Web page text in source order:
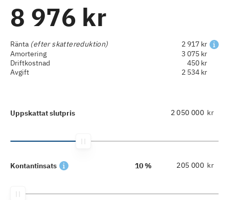
8 976 kr
Ränta (efter skattereduktion)
2 917 kr
Amortering
3 075 kr
Driftkostnad
450 kr
Avgift
2 534 kr
Uppskattat slutpris kr
Kontantinsats 10 % kr